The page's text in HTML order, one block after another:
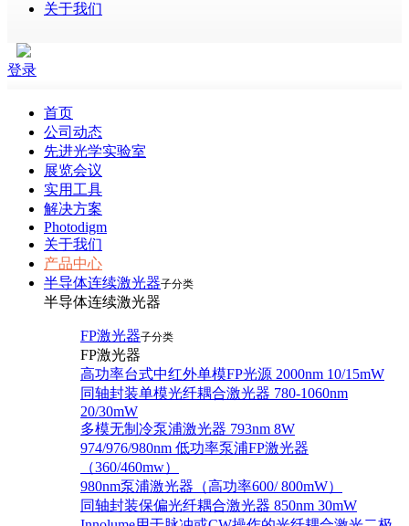
关于我们
登录
首页
公司动态
先进光学实验室
展览会议
实用工具
解决方案
Photodigm
关于我们
产品中心
半导体连续激光器子分类
半导体连续激光器
FP激光器子分类
FP激光器
高功率台式中红外单模FP光源 2000nm 10/15mW
同轴封装单模光纤耦合激光器 780-1060nm
20/30mW
多模无制冷泵浦激光器 793nm 8W
974/976/980nm 低功率泵浦FP激光器
（360/460mw）
980nm泵浦激光器（高功率600/ 800mW）
同轴封装保偏光纤耦合激光器 850nm 30mW